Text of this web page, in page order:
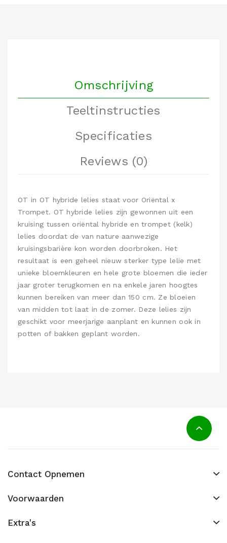
Omschrijving
Teeltinstructies
Specificaties
Reviews (0)
OT in OT hybride lelies staat voor Oriëntal x
Trompet. OT hybride lelies zijn gewonnen uit een
kruising tussen oriëntal hybride en trompet (kelk)
lelies doordat de van nature aanwezige
kruisingsbarière kon worden doorbroken. Het
resultaat is een geheel nieuw sterker type lelie met
unieke bloemkleuren en hele grote bloemen die ieder
jaar groter terugkomen en na enkele jaren hoogtes
kunnen bereiken van meer dan 150 cm. Ze bloeien
van midden tot laat in de zomer. Deze lelies zijn
geschikt voor meerjarige aanplant en kunnen ook in
potten of bakken geplant worden.
Contact Opnemen
Voorwaarden
Extra's